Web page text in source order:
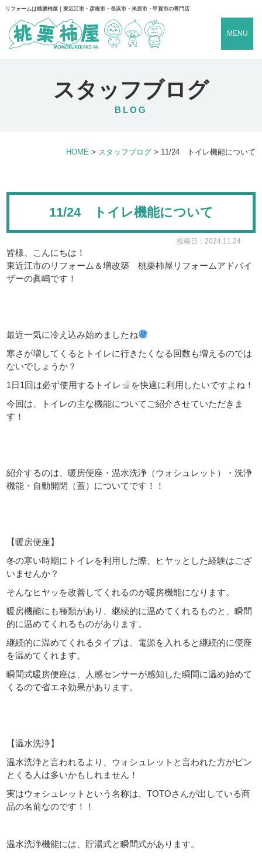
リフォームは桃栗柿屋｜東近江市・彦根市・長浜市・米原市・甲賀市の専門店
MENU
スタッフブログ
BLOG
HOME > スタッフブログ> 11/24 トイレ機能について
11/24 トイレ機能について
投稿日：2024.11.24
皆様、こんにちは！
東近江市のリフォーム＆増改築 桃栗柿屋リフォームアドバイ
ザーの眞嶋です！
最近一気に冷え込み始めましたね
寒さが増してくるとトイレに行きたくなる回数も増えるのでは
ないでしょうか？
1日1回は必ず使用するトイレ
を快適に利用したいですよね！
今回は、トイレの主な機能についてご紹介させていただきま
す！
紹介するのは、暖房便座・温水洗浄（ウォシュレット）・洗浄
機能・自動開閉（蓋）についてです！！
【暖房便座】
冬の寒い時期にトイレを利用した際、ヒヤッとした経験はござ
いませんか？
そんなヒヤッを改善してくれるのが暖房機能になります。
暖房機能にも種類があり、継続的に温めてくれるものと、瞬間
的に温めてくれるものがあります。
継続的に温めてくれるタイプは、電源を入れると継続的に便座
を温めてくれます。
瞬間式暖房便座は、人感センサーが感知した瞬間に温め始めて
くるので省エネ効果があります。
【温水洗浄】
温水洗浄と言われるより、ウォシュレットと言われた方がピン
とくる人は多いかもしれません！
実はウォシュレットという名称は、TOTOさんが出している商
品の名前なのです！！
温水洗浄機能には、貯湯式と瞬間式があります。